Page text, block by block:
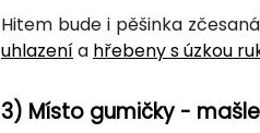
Hitem bude i pěšinka
uhlazenía hřebeny s úzkou
3) Místo gumičky -